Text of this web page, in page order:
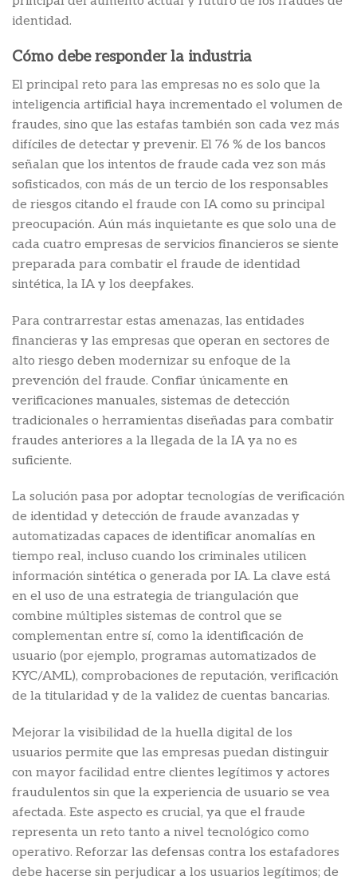
identidad.
Cómo debe responder la industria
El principal reto para las empresas no es solo que la
inteligencia artificial haya incrementado el volumen de
fraudes, sino que las estafas también son cada vez más
difíciles de detectar y prevenir. El 76 % de los bancos
señalan que los intentos de fraude cada vez son más
sofisticados, con más de un tercio de los responsables
de riesgos citando el fraude con IA como su principal
preocupación. Aún más inquietante es que solo una de
cada cuatro empresas de servicios financieros se siente
preparada para combatir el fraude de identidad
sintética, la IA y los deepfakes.
Para contrarrestar estas amenazas, las entidades
financieras y las empresas que operan en sectores de
alto riesgo deben modernizar su enfoque de la
prevención del fraude. Confiar únicamente en
verificaciones manuales, sistemas de detección
tradicionales o herramientas diseñadas para combatir
fraudes anteriores a la llegada de la IA ya no es
suficiente.
La solución pasa por adoptar tecnologías de verificación
de identidad y detección de fraude avanzadas y
automatizadas capaces de identificar anomalías en
tiempo real, incluso cuando los criminales utilicen
información sintética o generada por IA. La clave está
en el uso de una estrategia de triangulación que
combine múltiples sistemas de control que se
complementan entre sí, como la identificación de
usuario (por ejemplo, programas automatizados de
KYC/AML), comprobaciones de reputación, verificación
de la titularidad y de la validez de cuentas bancarias.
Mejorar la visibilidad de la huella digital de los
usuarios permite que las empresas puedan distinguir
con mayor facilidad entre clientes legítimos y actores
fraudulentos sin que la experiencia de usuario se vea
afectada. Este aspecto es crucial, ya que el fraude
representa un reto tanto a nivel tecnológico como
operativo. Reforzar las defensas contra los estafadores
debe hacerse sin perjudicar a los usuarios legítimos; de